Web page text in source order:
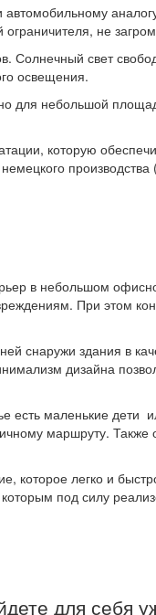
не
Солнечный свет
освещения.
для небольшой
которую
производства
в небольшом
При этом
снаружи здания в
дизайна
есть маленькие дети
маршруту. Также
которое легко и
под силу
для себя